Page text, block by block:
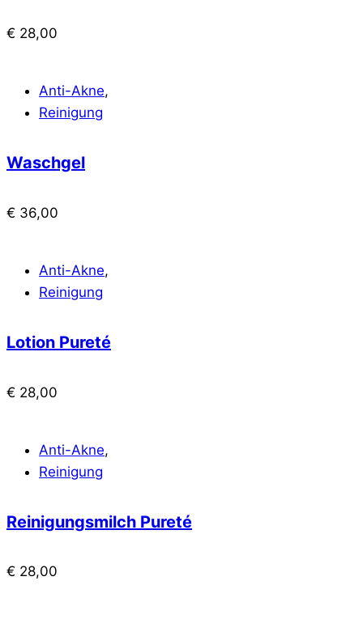
€ 28,00
Anti-Akne,
Reinigung
Waschgel
€ 36,00
Anti-Akne,
Reinigung
Lotion Pureté
€ 28,00
Anti-Akne,
Reinigung
Reinigungsmilch Pureté
€ 28,00